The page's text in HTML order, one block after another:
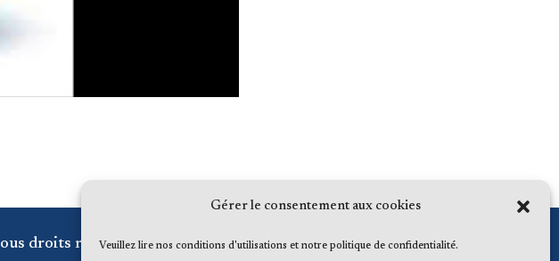
Gérer le consentement aux cookies
Veuillez lire nos conditions d'utilisations et notre politique de confidentialité.
droits réservés